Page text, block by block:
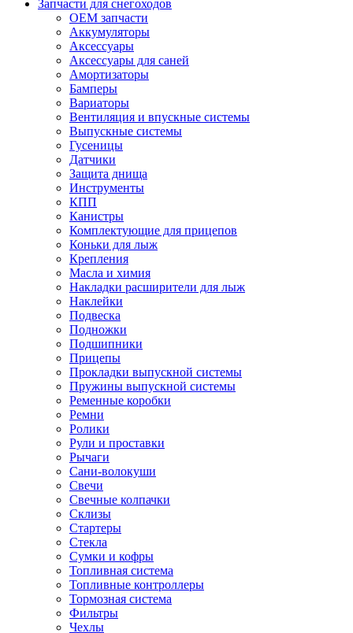
Запчасти для снегоходов
OEM запчасти
Аккумуляторы
Аксессуары
Аксессуары для саней
Амортизаторы
Бамперы
Вариаторы
Вентиляция и впускные системы
Выпускные системы
Гусеницы
Датчики
Защита днища
Инструменты
КПП
Канистры
Комплектующие для прицепов
Коньки для лыж
Крепления
Масла и химия
Накладки расширители для лыж
Наклейки
Подвеска
Подножки
Подшипники
Прицепы
Прокладки выпускной системы
Пружины выпускной системы
Ременные коробки
Ремни
Ролики
Рули и проставки
Рычаги
Сани-волокуши
Свечи
Свечные колпачки
Склизы
Стартеры
Стекла
Сумки и кофры
Топливная система
Топливные контроллеры
Тормозная система
Фильтры
Чехлы